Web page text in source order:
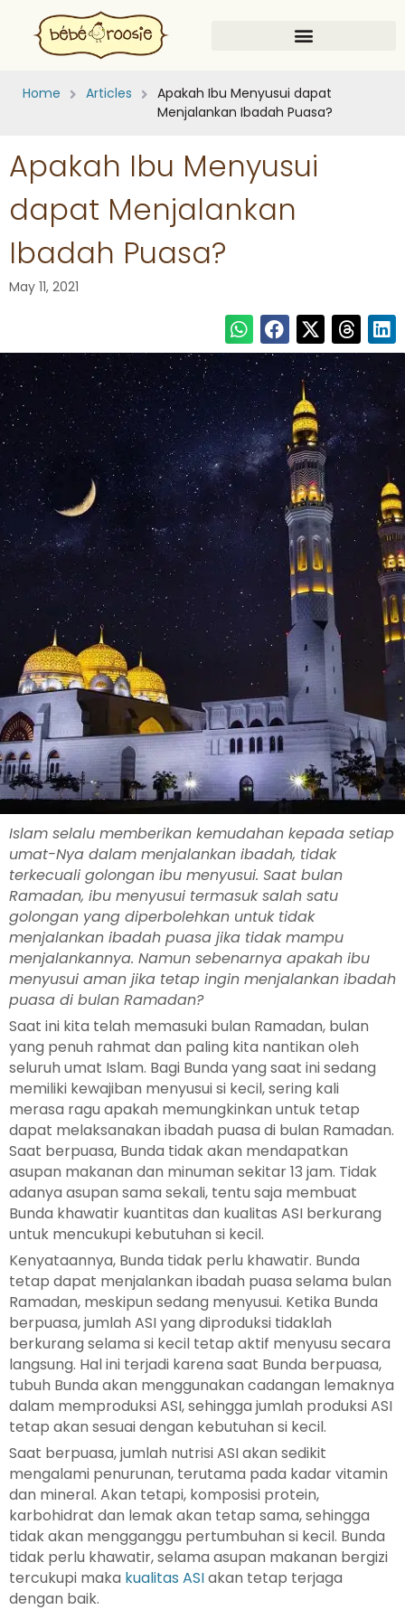
Home Articles
Apakah Ibu Menyusui dapat
Menjalankan Ibadah Puasa?
Apakah Ibu Menyusui
dapat Menjalankan
Ibadah Puasa?
May 11, 2021
Islam selalu memberikan kemudahan kepada setiap
umat-Nya dalam menjalankan ibadah, tidak
terkecuali golongan ibu menyusui. Saat bulan
Ramadan, ibu menyusui termasuk salah satu
golongan yang diperbolehkan untuk tidak
menjalankan ibadah puasa jika tidak mampu
menjalankannya. Namun sebenarnya apakah ibu
menyusui aman jika tetap ingin menjalankan ibadah
puasa di bulan Ramadan?
Saat ini kita telah memasuki bulan Ramadan, bulan
yang penuh rahmat dan paling kita nantikan oleh
seluruh umat Islam. Bagi Bunda yang saat ini sedang
memiliki kewajiban menyusui si kecil, sering kali
merasa ragu apakah memungkinkan untuk tetap
dapat melaksanakan ibadah puasa di bulan Ramadan.
Saat berpuasa, Bunda tidak akan mendapatkan
asupan makanan dan minuman sekitar 13 jam. Tidak
adanya asupan sama sekali, tentu saja membuat
Bunda khawatir kuantitas dan kualitas ASI berkurang
untuk mencukupi kebutuhan si kecil.
Kenyataannya, Bunda tidak perlu khawatir. Bunda
tetap dapat menjalankan ibadah puasa selama bulan
Ramadan, meskipun sedang menyusui. Ketika Bunda
berpuasa, jumlah ASI yang diproduksi tidaklah
berkurang selama si kecil tetap aktif menyusu secara
langsung. Hal ini terjadi karena saat Bunda berpuasa,
tubuh Bunda akan menggunakan cadangan lemaknya
dalam memproduksi ASI, sehingga jumlah produksi ASI
tetap akan sesuai dengan kebutuhan si kecil.
Saat berpuasa, jumlah nutrisi ASI akan sedikit
mengalami penurunan, terutama pada kadar vitamin
dan mineral. Akan tetapi, komposisi protein,
karbohidrat dan lemak akan tetap sama, sehingga
tidak akan mengganggu pertumbuhan si kecil. Bunda
tidak perlu khawatir, selama asupan makanan bergizi
tercukupi maka kualitas ASIakan tetap terjaga
dengan baik.